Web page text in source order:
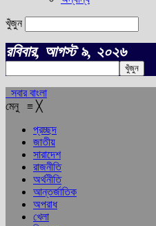
খুঁজুন
রবিবার, আগস্ট ৯, ২০২৬
সবার বাংলা
মেনু ≡ ╳
প্রচ্ছদ
জাতীয়
সারাদেশ
রাজনীতি
অর্থনীতি
আন্তর্জাতিক
অপরাধ
খেলা